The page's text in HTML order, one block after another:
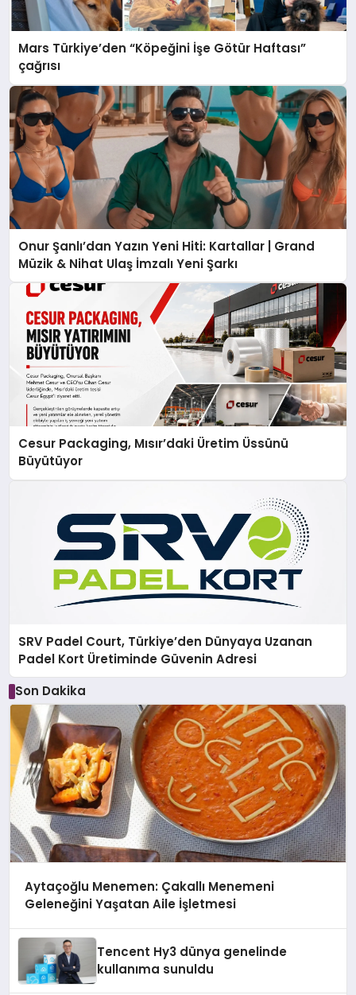
Mars Türkiye’den “Köpeğini İşe Götür Haftası”
çağrısı
Onur Şanlı’dan Yazın Yeni Hiti: Kartallar | Grand
Müzik & Nihat Ulaş İmzalı Yeni Şarkı
Cesur Packaging, Mısır’daki Üretim Üssünü
Büyütüyor
SRV Padel Court, Türkiye’den Dünyaya Uzanan
Padel Kort Üretiminde Güvenin Adresi
Son Dakika
Aytaçoğlu Menemen: Çakallı Menemeni
Geleneğini Yaşatan Aile İşletmesi
Tencent Hy3 dünya genelinde
kullanıma sunuldu